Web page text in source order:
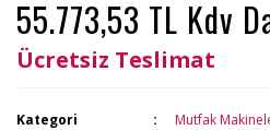
55.773,53 TL Kdv
Ücretsiz Teslimat
Kategori Mutfak